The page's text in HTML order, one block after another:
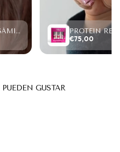
PEGAMENTO BALSÁMICO CLEAR LASH 15ML
€75,00
GUSTAR